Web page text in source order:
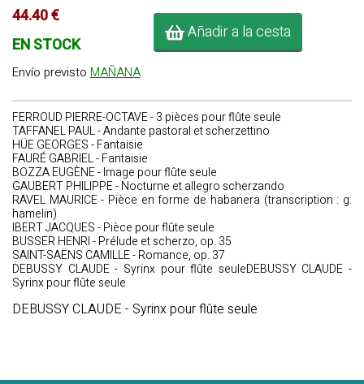
44.40 €
EN STOCK
Envío previsto MAÑANA
Añadir a la cesta
FERROUD PIERRE-OCTAVE - 3 pièces pour flûte seule
TAFFANEL PAUL - Andante pastoral et scherzettino
HÜE GEORGES - Fantaisie
FAURÉ GABRIEL - Fantaisie
BOZZA EUGÈNE - Image pour flûte seule
GAUBERT PHILIPPE - Nocturne et allegro scherzando
RAVEL MAURICE - Pièce en forme de habanera (transcription : g.
hamelin)
IBERT JACQUES - Pièce pour flûte seule
BUSSER HENRI - Prélude et scherzo, op. 35
SAINT-SAËNS CAMILLE - Romance, op. 37
DEBUSSY CLAUDE - Syrinx pour flûte seuleDEBUSSY CLAUDE -
Syrinx pour flûte seule
DEBUSSY CLAUDE - Syrinx pour flûte seule